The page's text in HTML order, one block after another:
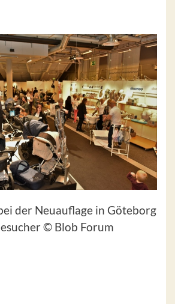
der Neuauflage in Göteborg
© Blob Forum